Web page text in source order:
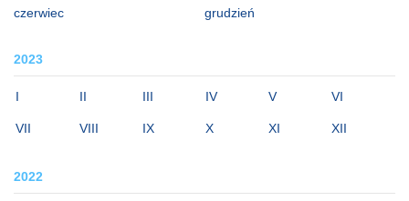
czerwiec grudzień
2023
I II III IV V VI
VII VIII IX X XI XII
2022